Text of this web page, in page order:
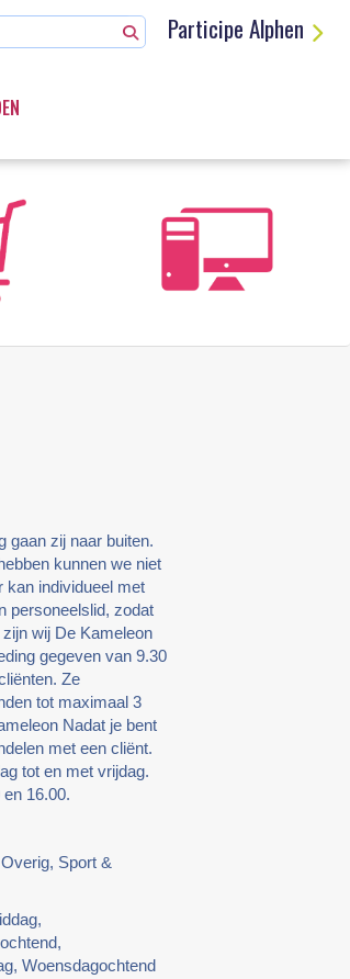
Participe Alphen
gaan zij naar buiten.
kunnen we niet
kan individueel met
personeelslid, zodat
wij De Kameleon
gegeven van 9.30
Ze
tot maximaal 3
Nadat je bent
met een cliënt.
tot en met vrijdag.
16.00.
Sport &
Woensdagochtend